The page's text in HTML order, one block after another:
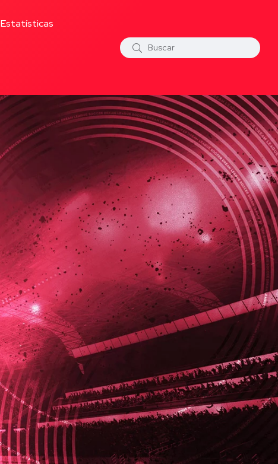
Estatísticas